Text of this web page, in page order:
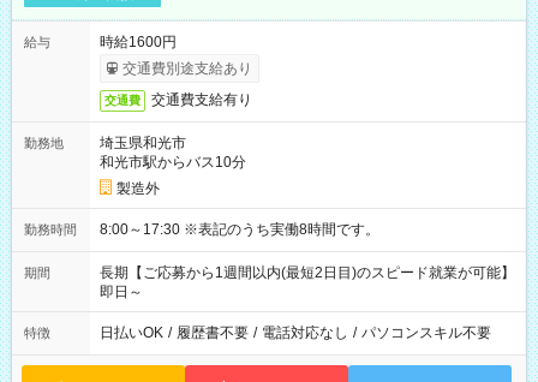
給与
時給1600円
交通費別途支給あり
交通費 交通費支給有り
勤務地
埼玉県和光市
和光市駅からバス10分
製造外
勤務時間 8:00～17:30 ※表記のうち実働8時間です。
期間
長期【ご応募から1週間以内(最短2日目)のスピード就業が可能】
即日～
特徴 日払いOK / 履歴書不要 / 電話対応なし / パソコンスキル不要